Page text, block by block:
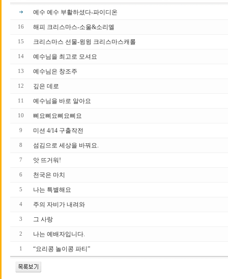
예수 예수 부활하셨다-파이디온
16 해피 크리스마스-소울&소리엘
15 크리스마스 선물-윙윙 크리스마스캐롤
14 예수님을 최고로 모셔요
13 예수님은 창조주
12 깊은 데로
11 예수님을 바로 알아요
10 삐요삐요삐요삐요
9 미션 4/14 구출작전
8 섬김으로 세상을 바꿔요.
7 앗 뜨거워!
6 천국은 마치
5 나는 특별해요
4 주의 자비가 내려와
3 그 사랑
2 나는 예배자입니다.
1 “요리콩 놀이콩 파티”